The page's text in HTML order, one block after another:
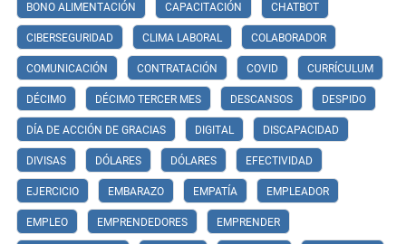
BONO ALIMENTACIÓN CAPACITACIÓN CHATBOT
CIBERSEGURIDAD CLIMA LABORAL COLABORADOR
COMUNICACIÓN CONTRATACIÓN COVID CURRÍCULUM
DÉCIMO DÉCIMO TERCER MES DESCANSOS DESPIDO
DÍA DE ACCIÓN DE GRACIAS DIGITAL DISCAPACIDAD
DIVISAS DÓLARES DÓLARES EFECTIVIDAD
EJERCICIO EMBARAZO EMPATÍA EMPLEADOR
EMPLEO EMPRENDEDORES EMPRENDER